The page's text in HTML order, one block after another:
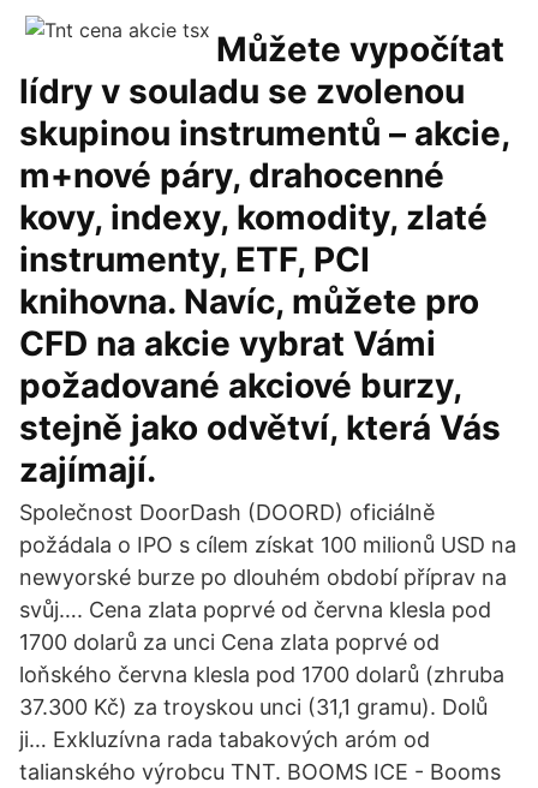
Můžete vypočítat
lídry v souladu se zvolenou
skupinou instrumentů – akcie,
m+nové páry, drahocenné
kovy, indexy, komodity, zlaté
instrumenty, ETF, PCI
knihovna. Navíc, můžete pro
CFD na akcie vybrat Vámi
požadované akciové burzy,
stejně jako оdvětví, která Vás
zajímají.
Společnost DoorDash (DOORD) oficiálně
požádala o IPO s cílem získat 100 milionů USD na
newyorské burze po dlouhém období příprav na
svůj…. Cena zlata poprvé od června klesla pod
1700 dolarů za unci Cena zlata poprvé od
loňského června klesla pod 1700 dolarů (zhruba
37.300 Kč) za troyskou unci (31,1 gramu). Dolů
ji… Exkluzívna rada tabakových aróm od
talianského výrobcu TNT. BOOMS ICE - Booms